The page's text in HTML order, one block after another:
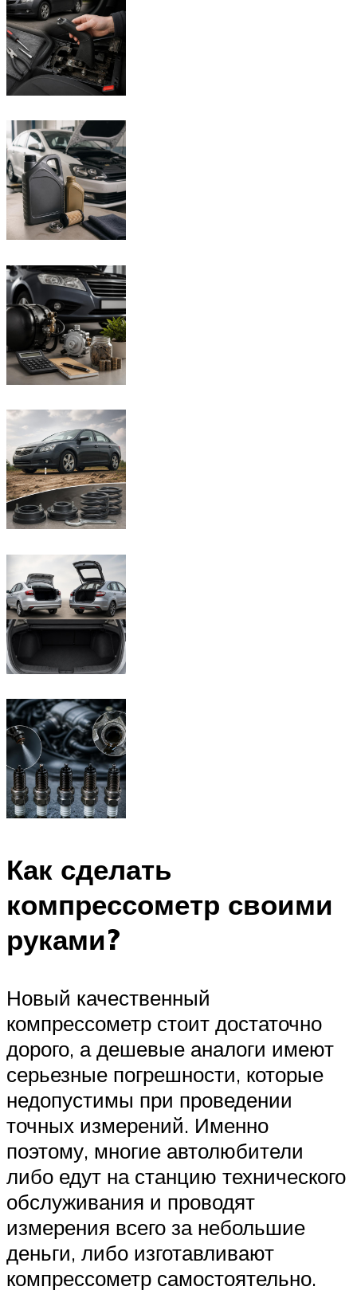
Как сделать
компрессометр своими
руками?
Новый качественный
компрессометр стоит достаточно
дорого, а дешевые аналоги имеют
серьезные погрешности, которые
недопустимы при проведении
точных измерений. Именно
поэтому, многие автолюбители
либо едут на станцию технического
обслуживания и проводят
измерения всего за небольшие
деньги, либо изготавливают
компрессометр самостоятельно.